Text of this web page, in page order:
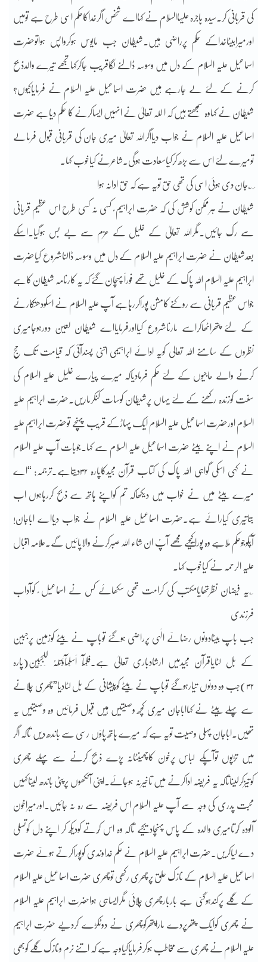
کی قربانی کر۔سیدہ ہاجرہ علیہاالسلام نے کہااے شخص اگرخداکاحکم اسی طرح ہے تومیں
اورمیرابیٹاخداکے حکم پرراضی ہیں۔شیطان جب مایوس ہوکرواپس ہواتوحضرت
اسماعیل علیہ السلام کے دل میں وسوسہ ڈالنے لگاقریب جاکرکہاتجھے تیرے والدذبح
کرنے کے لئے لے جارہے ہیں حضرت اسماعیل علیہ السلام نے فرمایاکیوں؟
شیطان نے کہاوہ سمجھتے ہیں کہ ا للہ تعالیٰ نے انہیں ایساکرنے کا حکم دیاہے حضرت
اسماعیل علیہ السلام نے جواب دیااگراللہ تعالیٰ میری جان کی قربانی قبول فرمالے
تومیرے لئے اس سے بڑھ کرکیاسعادت ہوگی۔شاعرنے کیاخوب کہا۔
ؔ ؎جان دی ہوئی اسی کی تھی حق تویہ ہے کہ حق ادانہ ہوا
شیطان نے ہرممکن کوشش کی کہ حضرت ابراہیم ؑ کسی نہ کسی طرح اس عظیم قربانی
سے رک جائیں۔مگراللہ تعالیٰ کے خلیل کے عزم سے بے بس ہوگیا۔اسکے
بعدشیطان نے حضرت ابراہیم علیہ السلام کے دل میں وسوسہ ڈالناشروع کیاحضرت
ابراہیم علیہ السلام اللہ پاک کے خلیل تھے فوراََ پہچان گئے کہ یہ کارنامہ شیطان کاہے
جواس عظیم قربانی سے روکنے کامشن پوراکررہاہے آپ علیہ السلام نے اسکودھتکارنے
کے لئے پتھراٹھاکراسے مارناشروع کیااورفرمایااے شیطان لعین دورہوجامیری
نظروں کے سامنے اللہ تعالی کویہ ادائے ابراہیمی اتنی پسندآئی کہ قیامت تک حج
کرنے والے حاجیوں کے لئے حکم فرمادیاکہ میرے پیارے خلیل علیہ السلام کی
سنت کوزندہ رکھنے کے لئے یہاں پرشیطان کوسات کنکرماریں۔حضرت ابراہیم علیہ
السلام اورحضرت اسماعیل علیہ السلام ایک پہاڑکے قریب پہنچے توحضرت ابراہیم علیہ
السلام نے اپنے بیٹے حضرت اسماعیل علیہ السلام سے کہا۔جوبات آپ علیہ السلام
نے کہی اسکی گواہی اللہ پاک کی کتاب قرآن مجیدکاپارہ ۳۲دیتاہے۔ترجمہ: “اے
میرے بیٹے میں نے خواب میں دیکھاکہ تم کواپنے ہاتھ سے ذبح کررہاہوں اب
بتاتیری کیارائے ہے۔حضرت اسماعیل علیہ السلام نے جواب دیااے اباجان!
آپکوجوحکم ملاہے وہ پوراکیجیے مجھے آپؑ ان شاء اللہ صبرکرنے والاپائیں گے۔علامہ اقبال
علیہ الرحمہ نے کیاخوب کہا۔
؎یہ فیضان نظرتھایامکتب کی کرامت تھی سکھائے کس نے اسماعیل ؑ کوآداب
فرزندی
جب باپ بیٹادونوں رضائے الٰہی پرراضی ہوگئے توباپ نے بیٹے کوزمین پرجبین
کے بل لٹایاقرآن مجیدمیں ارشادباری تعالیٰ ہے۔فَلَمَّآ اَسْلَمَآوَتَلَّہُ لِلْجَبِیْن(پارہ
۳۲)جب وہ دونوں تیارہوگئے توباپ نے بیٹے کوپیشانی کے بل لٹادیا”چھری چلانے
سے پہلے بیٹے نے کہااباجان میری کچھ وصیتیں ہیں قبول فرمائیں وہ وصیتیں یہ
تھیں۔اباجان پہلی وصیت تویہ ہے کہ میرے ہاتھ پاؤں رسی سے باندھ دیں تاکہ اگر
میں تڑپوں توآپکے لباس پرخون کاچھینٹانہ پڑے ذبح کرنے سے پہلے چھری
کوتیزکرلیناتاکہ یہ فریضہ اداکرنے میں تاخیرنہ ہوجائے۔اپنی آنکھوں پرپٹی باندھ لیناکہیں
محبت پدری کی وجہ سے آپ علیہ السلام اس فریضہ سے رہ نہ جائیں۔اورمیراخون
آلودہ کُرتامیری والدہ کے پاس پہنچادیجیے تاکہ وہ اس کُرتے کودیکھ کر اپنے دل کوتسلی
دے لیاکریں۔حضرت ابراہیم علیہ السلام نے حکم خداوندی کوپوراکرتے ہوئے حضرت
اسماعیل علیہ السلام کے نازک حلق پرچھری رکھی توچھری حضرت اسماعیل علیہ السلام
کے گلے پرکندہوگئی ہے باربارچھری چلائی مگرایساہی ہواحضرت ابراہیم علیہ السلام
نے چھری کوایک پتھرپردے ماراپتھرکوچھری نے دوٹکڑے کردیے حضرت ابراہیم
علیہ السلام نے چھری سے مخاطب ہوکرفرمایاکیاوجہ ہے کہ اتنے نرم ونازک گلے کوبھی